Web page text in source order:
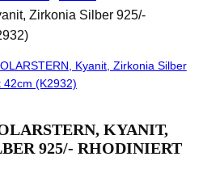
Zirkonia Silber 925/-
KYANIT,
925/- RHODINIERT